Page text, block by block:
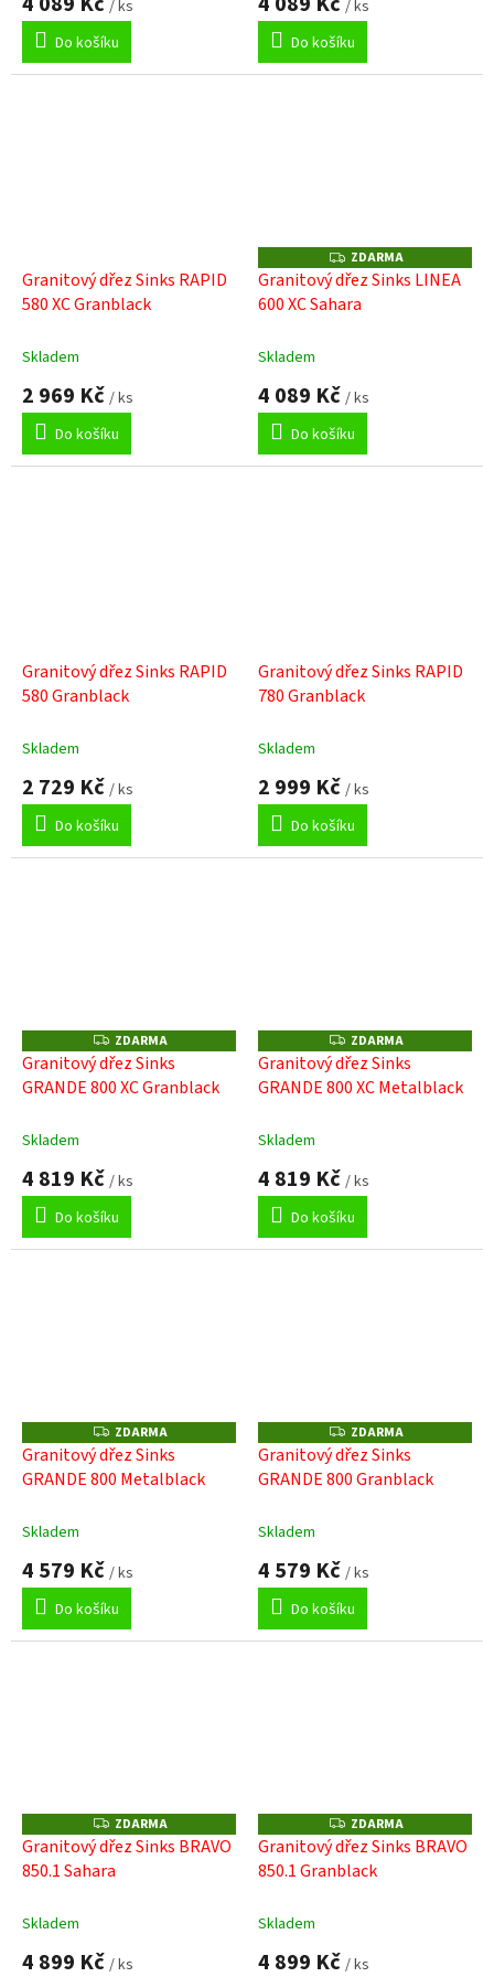
/ ks
Do košíku
/ ks
Do košíku
Granitový dřez Sinks RAPID
580 XC Granblack
Skladem
2 969 Kč / ks
Do košíku
Z
D
A
R
ZDARMA
Granitový dřez Sinks LINEA
600 XC Sahara
Skladem
4 089 Kč / ks
Do košíku
Granitový dřez Sinks RAPID
580 Granblack
Skladem
2 729 Kč / ks
Do košíku
Granitový dřez Sinks RAPID
780 Granblack
Skladem
2 999 Kč / ks
Do košíku
Z
D
A
R
ZDARMA
Granitový dřez Sinks
GRANDE 800 XC Granblack
Skladem
4 819 Kč / ks
Do košíku
Z
D
A
R
ZDARMA
Granitový dřez Sinks
GRANDE 800 XC Metalblack
Skladem
4 819 Kč / ks
Do košíku
Z
D
A
R
ZDARMA
Granitový dřez Sinks
GRANDE 800 Metalblack
Skladem
4 579 Kč / ks
Do košíku
Z
D
A
R
ZDARMA
Granitový dřez Sinks
GRANDE 800 Granblack
Skladem
4 579 Kč / ks
Do košíku
Z
D
A
R
ZDARMA
Granitový dřez Sinks BRAVO
850.1 Sahara
Skladem
4 899 Kč / ks
Z
D
A
R
ZDARMA
Granitový dřez Sinks BRAVO
850.1 Granblack
Skladem
4 899 Kč / ks